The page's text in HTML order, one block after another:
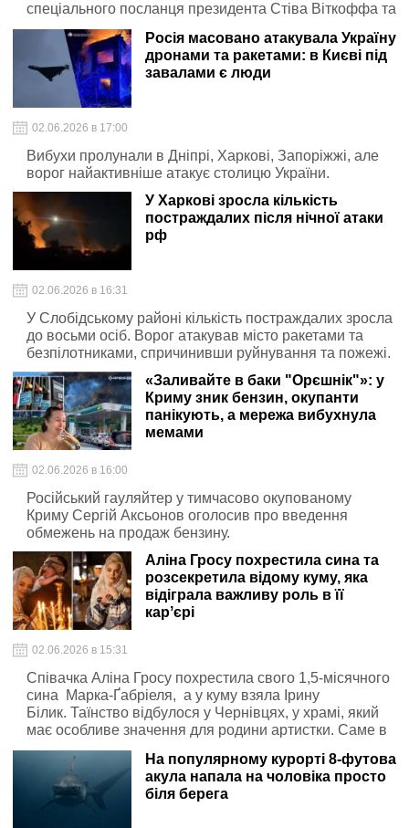
спеціального посланця президента Стіва Віткоффа та
зятя Трампа Джареда Кушнера. Про це пише
видання The New York Times .Росія масовано атакувала Україну
дронами та ракетами: в Києві під
завалами є люди
02.06.2026 в 17:00
Вибухи пролунали в Дніпрі, Харкові, Запоріжжі, але
ворог найактивніше атакує столицю України.
У Харкові зросла кількість
постраждалих після нічної атаки
рф
02.06.2026 в 16:31
У Слобідському районі кількість постраждалих зросла
до восьми осіб. Ворог атакував місто ракетами та
безпілотниками, спричинивши руйнування та пожежі.
«Заливайте в баки "Орєшнік"»: у
Криму зник бензин, окупанти
панікують, а мережа вибухнула
мемами
02.06.2026 в 16:00
Російський гауляйтер у тимчасово окупованому
Криму Сергій Аксьонов оголосив про введення
обмежень на продаж бензину.
Аліна Гросу похрестила сина та
розсекретила відому куму, яка
відіграла важливу роль в її
карʼєрі
02.06.2026 в 15:31
Співачка Аліна Гросу похрестила свого 1,5-місячного
сина Марка-Ґабріеля, а у куму взяла Ірину
Білик. Таїнство відбулося у Чернівцях, у храмі, який
має особливе значення для родини артистки. Саме в
цій церкві колись хрестили і саму Аліну Гросу.
На популярному курорті 8-футова
акула напала на чоловіка просто
біля берега